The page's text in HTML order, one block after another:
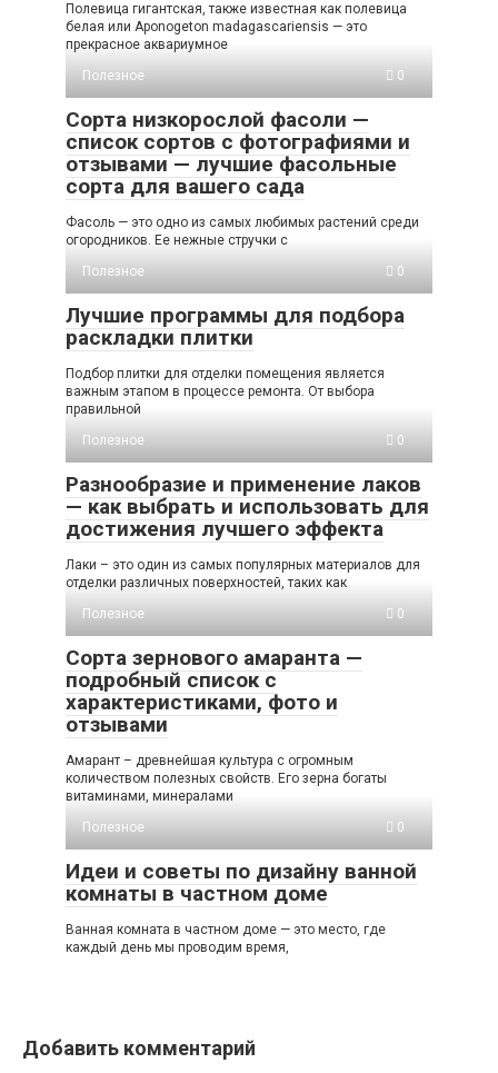
Полевица гигантская, также известная как полевица
белая или Aponogeton madagascariensis — это
прекрасное аквариумное
Полезное
0
Сорта низкорослой фасоли —
список сортов с фотографиями и
отзывами — лучшие фасольные
сорта для вашего сада
Фасоль — это одно из самых любимых растений среди
огородников. Ее нежные стручки с
Полезное
0
Лучшие программы для подбора
раскладки плитки
Подбор плитки для отделки помещения является
важным этапом в процессе ремонта. От выбора
правильной
Полезное
0
Разнообразие и применение лаков
— как выбрать и использовать для
достижения лучшего эффекта
Лаки – это один из самых популярных материалов для
отделки различных поверхностей, таких как
Полезное
0
Сорта зернового амаранта —
подробный список с
характеристиками, фото и
отзывами
Амарант – древнейшая культура с огромным
количеством полезных свойств. Его зерна богаты
витаминами, минералами
Полезное
0
Идеи и советы по дизайну ванной
комнаты в частном доме
Ванная комната в частном доме — это место, где
каждый день мы проводим время,
Добавить комментарий